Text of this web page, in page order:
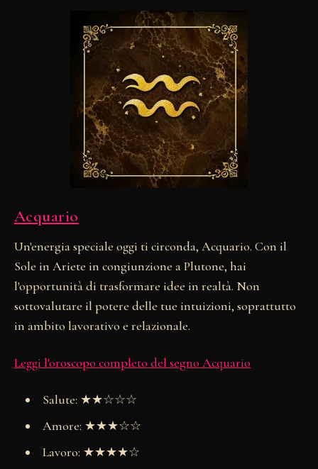
Acquario
Un'energia speciale oggi ti circonda, Acquario. Con il
Sole in Ariete in congiunzione a Plutone, hai
l'opportunità di trasformare idee in realtà. Non
sottovalutare il potere delle tue intuizioni, soprattutto
in ambito lavorativo e relazionale.
Leggi l'oroscopo completo del segno Acquario
Salute: ★★☆☆☆
Amore: ★★★☆☆
Lavoro: ★★★★☆